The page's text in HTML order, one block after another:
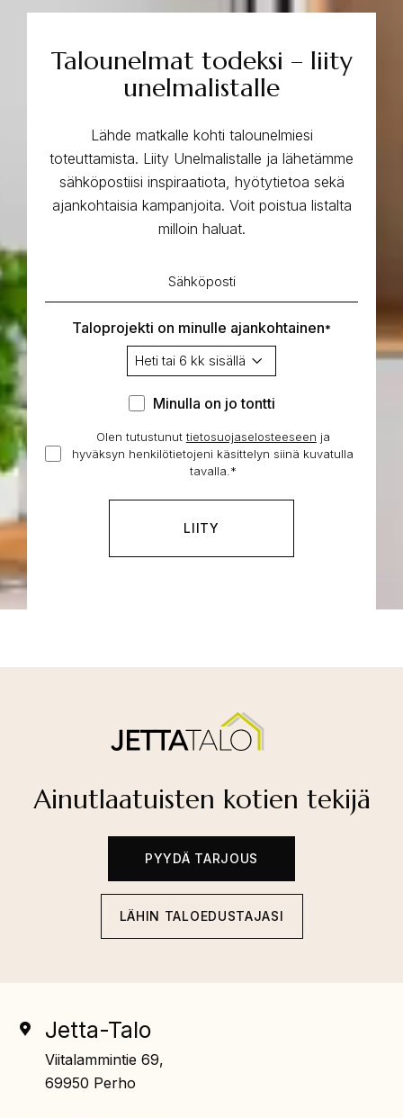
Talounelmat todeksi – liity
unelmalistalle
Lähde matkalle kohti talounelmiesi
toteuttamista. Liity Unelmalistalle ja lähetämme
sähköpostiisi inspiraatiota, hyötytietoa sekä
ajankohtaisia kampanjoita. Voit poistua listalta
milloin haluat.
Sähköposti
Taloprojekti on minulle ajankohtainen*
Minulla
jo
tontti
Minulla on jo tontti
Hyväksyn
henkilötietojeni
käsittelyn
*
Olen tutustunut tietosuojaselosteeseen ja
hyväksyn henkilötietojeni käsittelyn siinä kuvatulla
tavalla. *
Ainutlaatuisten kotien tekijä
PYYDÄ TARJOUS
LÄHIN TALOEDUSTAJASI
Jetta-Talo
Viitalammintie 69,
69950 Perho